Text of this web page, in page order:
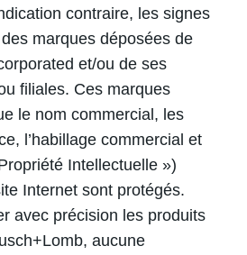
contraire, les signes
marques déposées de
et/ou de ses
filiales. Ces marques
le nom commercial, les
l’habillage commercial et
Intellectuelle »)
Internet sont protégés.
avec précision les produits
aucune